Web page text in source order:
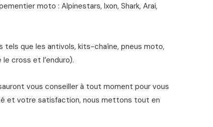
moto : Alpinestars, Ixon, Shark, Arai,
tels que les antivols, kits-chaîne, pneus moto,
cross et l’enduro).
vous conseiller à tout moment pour vous
et votre satisfaction, nous mettons tout en